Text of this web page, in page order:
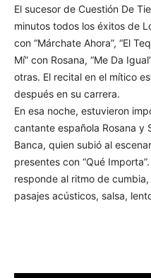
El sucesor de Cuestión De
minutos todos los éxitos de
con “Márchate Ahora”, “El
Mí” con Rosana, “Me Da
otras. El recital en el mítico
después en su carrera.
En esa noche, estuvieron
cantante española Rosana y
Banca, quien subió al
presentes con “Qué
responde al ritmo de
pasajes acústicos, salsa,